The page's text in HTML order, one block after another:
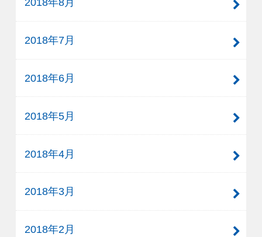
2018年7月
2018年6月
2018年5月
2018年4月
2018年3月
2018年2月